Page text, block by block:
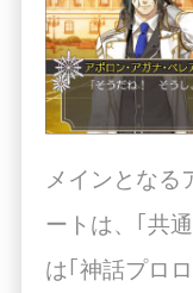
メインとなる
ートは、｢共
は｢神話プロ